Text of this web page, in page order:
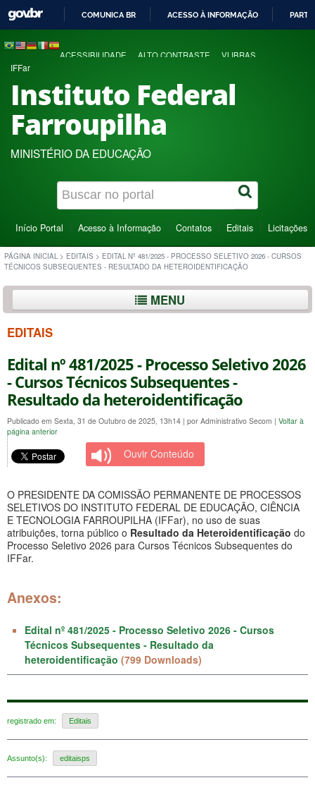
COMUNICA BR ACESSO À INFORMAÇÃO
ACESSIBILIDADE ALTO CONTRASTE VLIBRAS
IFFar
Instituto Federal
Farroupilha
MINISTÉRIO DA EDUCAÇÃO
Início Portal Acesso à Informação Contatos Editais Licitações
PÁGINA INICIAL > EDITAIS > EDITAL Nº 481/2025 - PROCESSO SELETIVO 2026 - CURSOS
TÉCNICOS SUBSEQUENTES - RESULTADO DA HETEROIDENTIFICAÇÃO
MENU
EDITAIS
Edital nº 481/2025 - Processo Seletivo 2026
- Cursos Técnicos Subsequentes -
Resultado da heteroidentificação
Publicado em Sexta, 31 de Outubro de 2025, 13h14 | por Administrativo Secom | Voltar à
página anterior
Ouvir Conteúdo
O PRESIDENTE DA COMISSÃO PERMANENTE DE PROCESSOS
SELETIVOS DO INSTITUTO FEDERAL DE EDUCAÇÃO, CIÊNCIA
E TECNOLOGIA FARROUPILHA (IFFar), no uso de suas
atribuições, torna público o Resultado da Heteroidentificação do
Processo Seletivo 2026 para Cursos Técnicos Subsequentes do
IFFar.
Anexos:
Edital nº 481/2025 - Processo Seletivo 2026 - Cursos
Técnicos Subsequentes - Resultado da
heteroidentificação (799 Downloads)
registrado em: Editais
Assunto(s): editaisps